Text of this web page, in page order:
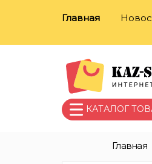
Главная
КАТАЛОГ
Главная